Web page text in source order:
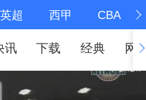
英超 西甲 CBA
讯 下载 经典 网